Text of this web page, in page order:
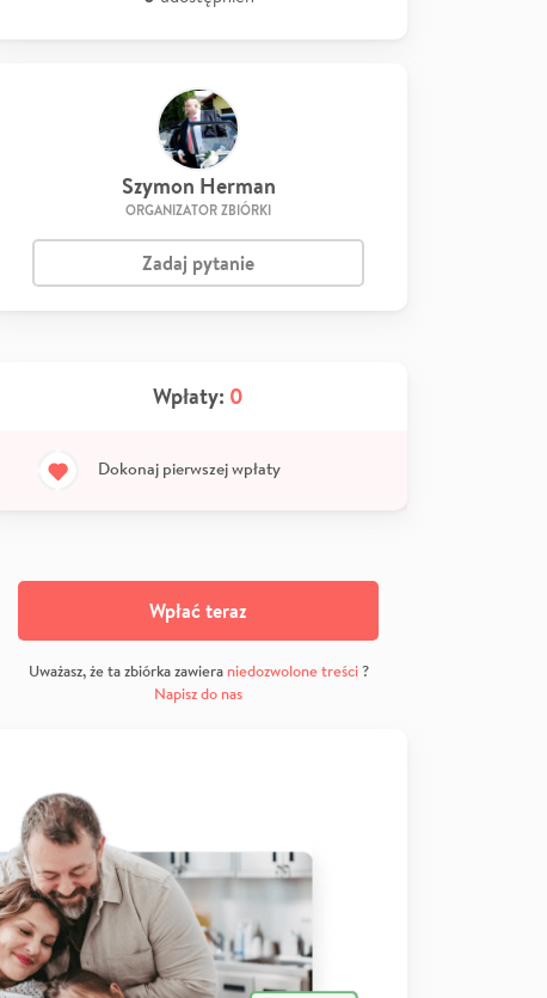
Szymon Herman
ORGANIZATOR ZBIÓRKI
Zadaj pytanie
Wpłaty: 0
Dokonaj pierwszej wpłaty
Wpłać teraz
Uważasz, że ta zbiórka zawiera niedozwolone treści?
Napisz do nas